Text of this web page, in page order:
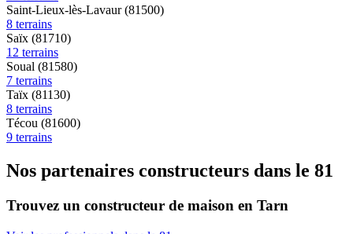
Saint-Lieux-lès-Lavaur (81500)
8 terrains
Saïx (81710)
12 terrains
Soual (81580)
7 terrains
Taïx (81130)
8 terrains
Técou (81600)
9 terrains
Nos partenaires constructeurs dans le 81
Trouvez un constructeur de maison en Tarn